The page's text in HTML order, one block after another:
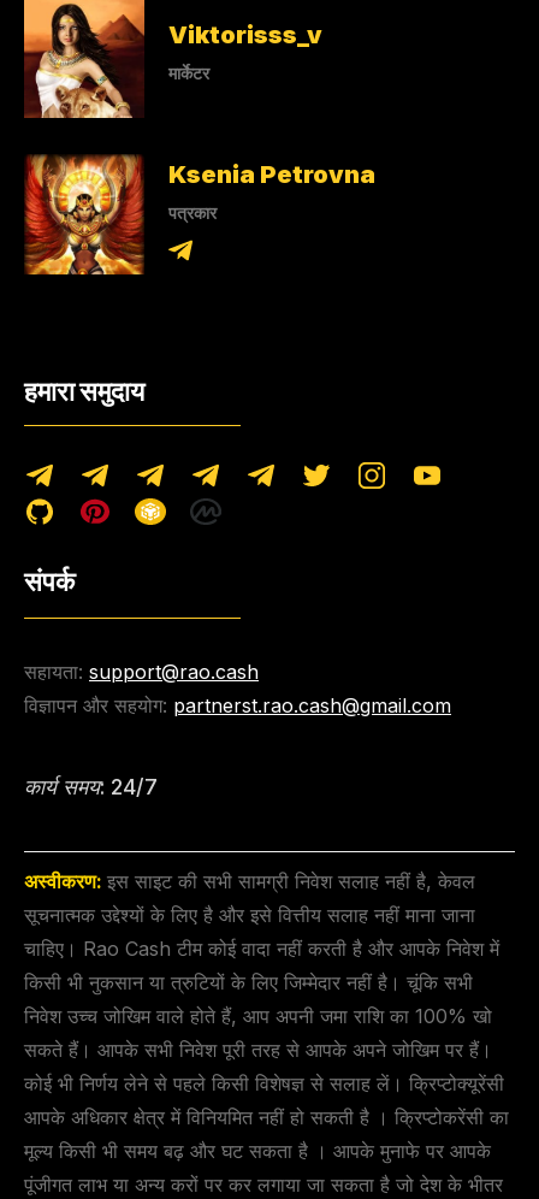
Viktorisss_v
मार्केटर
Ksenia Petrovna
पत्रकार
हमारा समुदाय
संपर्क
सहायता: support@rao.cash
विज्ञापन और सहयोग: partnerst.rao.cash@gmail.com
कार्य समय: 24/7
अस्वीकरण: इस साइट की सभी सामग्री निवेश सलाह नहीं है, केवल
सूचनात्मक उद्देश्यों के लिए है और इसे वित्तीय सलाह नहीं माना जाना
चाहिए। Rao Cash टीम कोई वादा नहीं करती है और आपके निवेश में
किसी भी नुकसान या त्रुटियों के लिए जिम्मेदार नहीं है। चूंकि सभी
निवेश उच्च जोखिम वाले होते हैं, आप अपनी जमा राशि का 100% खो
सकते हैं। आपके सभी निवेश पूरी तरह से आपके अपने जोखिम पर हैं।
कोई भी निर्णय लेने से पहले किसी विशेषज्ञ से सलाह लें। क्रिप्टोक्यूरेंसी
आपके अधिकार क्षेत्र में विनियमित नहीं हो सकती है । क्रिप्टोकरेंसी का
मूल्य किसी भी समय बढ़ और घट सकता है । आपके मुनाफे पर आपके
पूंजीगत लाभ या अन्य करों पर कर लगाया जा सकता है जो देश के भीतर